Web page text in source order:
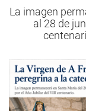
La imagen
al 28 de